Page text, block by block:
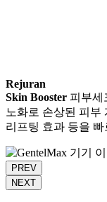
Rejuran
Skin Booster 피부세
노화로 손상된 피부
리프팅 효과 등을
PREV
NEXT